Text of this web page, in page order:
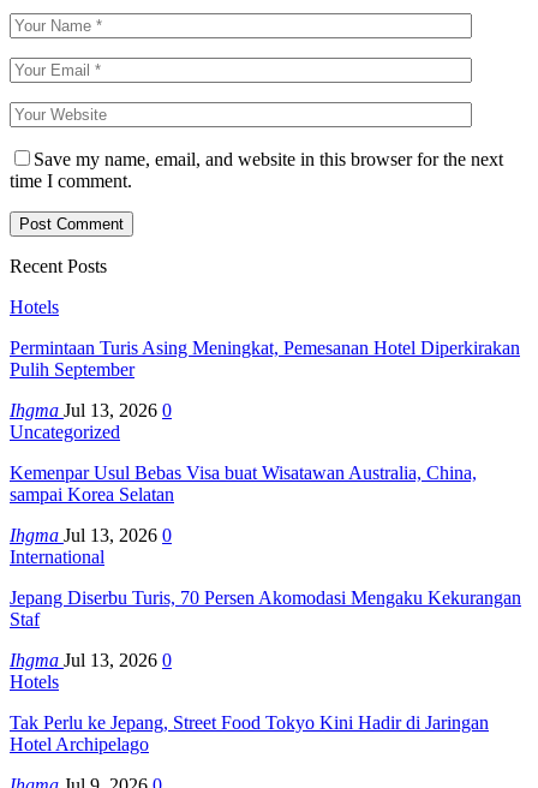
Save my name, email, and website in this browser for the next
time I comment.
Recent Posts
Hotels
Permintaan Turis Asing Meningkat, Pemesanan Hotel Diperkirakan
Pulih September
Ihgma Jul 13, 2026 0
Uncategorized
Kemenpar Usul Bebas Visa buat Wisatawan Australia, China,
sampai Korea Selatan
Ihgma Jul 13, 2026 0
International
Jepang Diserbu Turis, 70 Persen Akomodasi Mengaku Kekurangan
Staf
Ihgma Jul 13, 2026 0
Hotels
Tak Perlu ke Jepang, Street Food Tokyo Kini Hadir di Jaringan
Hotel Archipelago